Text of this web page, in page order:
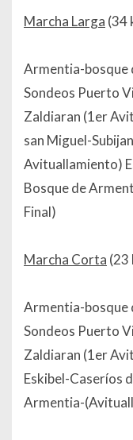
Marcha Larga (34
Armentia-bosque
Sondeos Puerto
Zaldiaran (1er
san Miguel-
Avituallamiento)
Bosque de
Final)
Marcha Corta (23
Armentia-bosque
Sondeos Puerto
Zaldiaran (1er
Eskibel-Caseríos
Armentia-